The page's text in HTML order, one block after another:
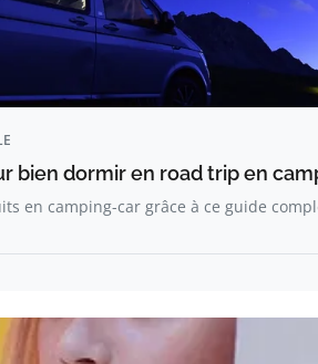
bien dormir en road trip en
en camping-car grâce à ce guide